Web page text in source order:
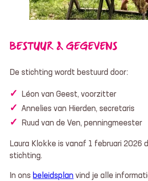
BESTUUR & GEGEVENS
De stichting wordt bestuurd door:
Léon van Geest, voorzitter
Annelies van Hierden, secretaris
Ruud van de Ven, penningmeester
Laura Klokke is vanaf 1 februari 2026
stichting.
In ons beleidsplan vind je alle